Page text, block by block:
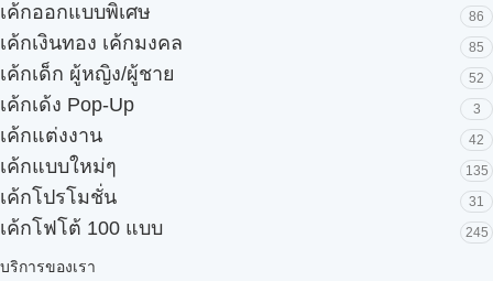
เค้กออกแบบพิเศษ 86
เค้กเงินทอง เค้กมงคล 85
เค้กเด็ก ผู้หญิง/ผู้ชาย 52
เค้กเด้ง Pop-Up 3
เค้กแต่งงาน 42
เค้กแบบใหม่ๆ 135
เค้กโปรโมชั่น 31
เค้กโฟโต้ 100 แบบ 245
บริการของเรา